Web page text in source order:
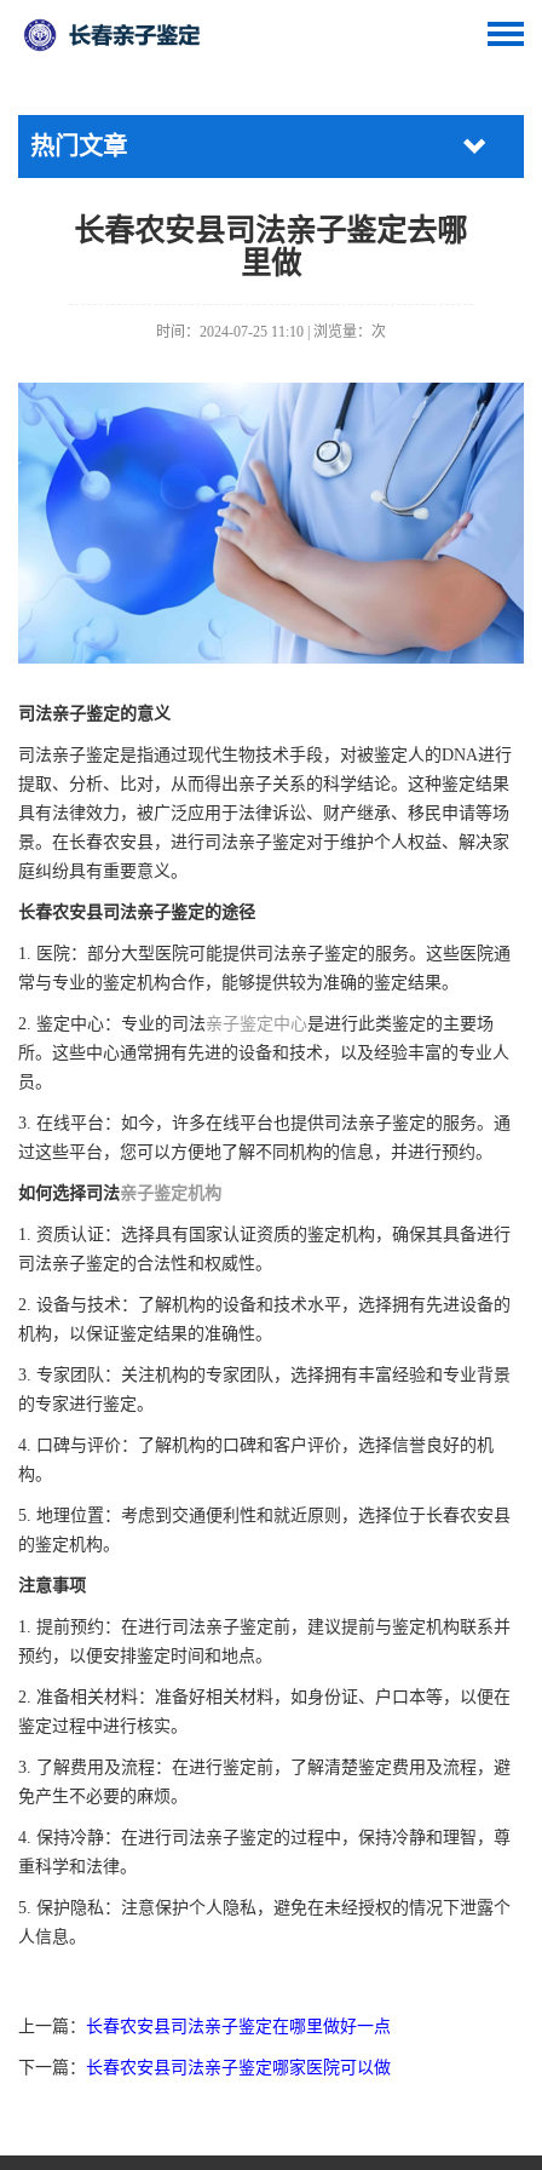
热门文章
长春农安县司法亲子鉴定去哪
里做
时间：2024-07-25 11:10 | 浏览量： 次
司法亲子鉴定的意义
司法亲子鉴定是指通过现代生物技术手段，对被鉴定人的DNA进行
提取、分析、比对，从而得出亲子关系的科学结论。这种鉴定结果
具有法律效力，被广泛应用于法律诉讼、财产继承、移民申请等场
景。在长春农安县，进行司法亲子鉴定对于维护个人权益、解决家
庭纠纷具有重要意义。
长春农安县司法亲子鉴定的途径
1. 医院：部分大型医院可能提供司法亲子鉴定的服务。这些医院通
常与专业的鉴定机构合作，能够提供较为准确的鉴定结果。
2. 鉴定中心：专业的司法亲子鉴定中心是进行此类鉴定的主要场
所。这些中心通常拥有先进的设备和技术，以及经验丰富的专业人
员。
3. 在线平台：如今，许多在线平台也提供司法亲子鉴定的服务。通
过这些平台，您可以方便地了解不同机构的信息，并进行预约。
如何选择司法亲子鉴定机构
1. 资质认证：选择具有国家认证资质的鉴定机构，确保其具备进行
司法亲子鉴定的合法性和权威性。
2. 设备与技术：了解机构的设备和技术水平，选择拥有先进设备的
机构，以保证鉴定结果的准确性。
3. 专家团队：关注机构的专家团队，选择拥有丰富经验和专业背景
的专家进行鉴定。
4. 口碑与评价：了解机构的口碑和客户评价，选择信誉良好的机
构。
5. 地理位置：考虑到交通便利性和就近原则，选择位于长春农安县
的鉴定机构。
注意事项
1. 提前预约：在进行司法亲子鉴定前，建议提前与鉴定机构联系并
预约，以便安排鉴定时间和地点。
2. 准备相关材料：准备好相关材料，如身份证、户口本等，以便在
鉴定过程中进行核实。
3. 了解费用及流程：在进行鉴定前，了解清楚鉴定费用及流程，避
免产生不必要的麻烦。
4. 保持冷静：在进行司法亲子鉴定的过程中，保持冷静和理智，尊
重科学和法律。
5. 保护隐私：注意保护个人隐私，避免在未经授权的情况下泄露个
人信息。
上一篇： 长春农安县司法亲子鉴定在哪里做好一点
下一篇： 长春农安县司法亲子鉴定哪家医院可以做